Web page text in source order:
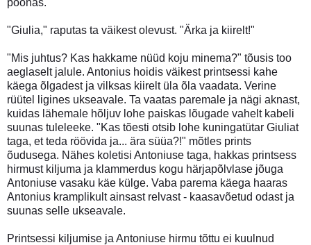
"Giulia," raputas ta väikest olevust. "Ärka ja kiirelt!"
"Mis juhtus? Kas hakkame nüüd koju minema?" tõusis too
aeglaselt jalule. Antonius hoidis väikest printsessi kahe
käega õlgadest ja vilksas kiirelt üla õla vaadata. Verine
rüütel ligines ukseavale. Ta vaatas paremale ja nägi aknast,
kuidas lähemale hõljuv lohe paiskas lõugade vahelt kabeli
suunas tuleleeke. "Kas tõesti otsib lohe kuningatütar Giuliat
taga, et teda röövida ja... ära süüa?!" mõtles prints
õudusega. Nähes koletisi Antoniuse taga, hakkas printsess
hirmust kiljuma ja klammerdus kogu härjapõlvlase jõuga
Antoniuse vasaku käe külge. Vaba parema käega haaras
Antonius kramplikult ainsast relvast - kaasavõetud odast ja
suunas selle ukseavale.
Printsessi kiljumise ja Antoniuse hirmu tõttu ei kuulnud